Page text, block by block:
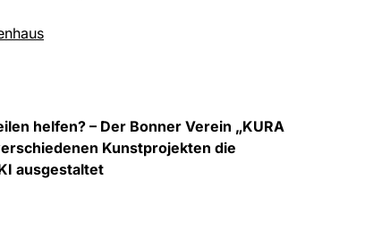
helfen? – Der Bonner Verein „KURA
Kunstprojekten die
ausgestaltet